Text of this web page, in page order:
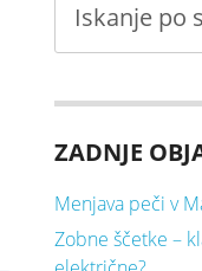
ZADNJE
Menjava peči v
Zobne ščetke –